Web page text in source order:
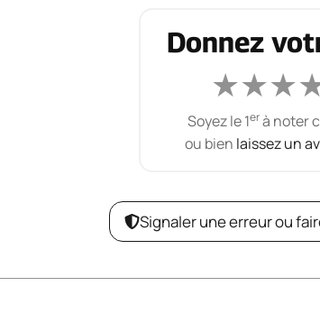
Donnez
★★★
Soyez le 1erà noter
ou bien laissez un
Signaler une erreur ou